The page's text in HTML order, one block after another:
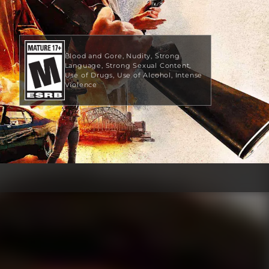
Blood and Gore Nudity Strong
Language
Strong Sexual Content
Use of Drugs Use of Alcohol
Intense
Violence